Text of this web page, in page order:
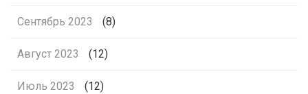
Сентябрь 2023 (8)
Август 2023 (12)
Июль 2023 (12)